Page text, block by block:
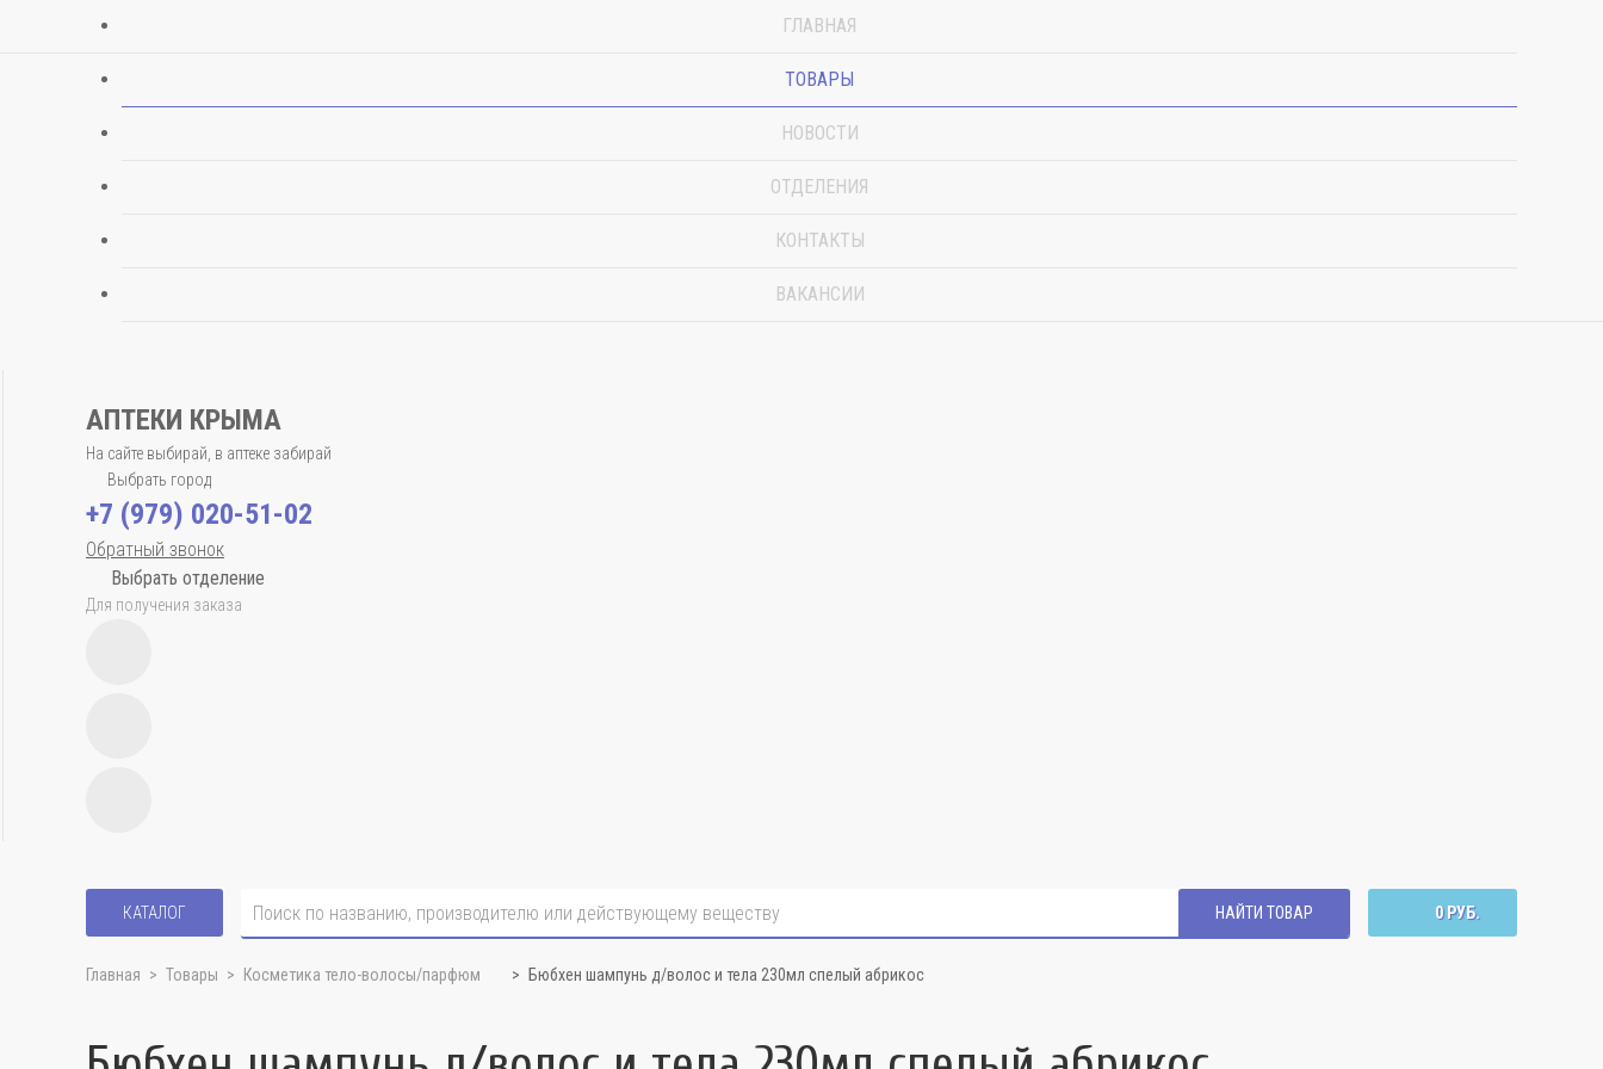
ГЛАВНАЯ
ТОВАРЫ
НОВОСТИ
ОТДЕЛЕНИЯ
КОНТАКТЫ
ВАКАНСИИ
АПТЕКИ КРЫМА
На сайте выбирай, в аптеке забирай
Выбрать город
+7 (979) 020-51-02
Обратный звонок
Выбрать отделение
Для получения заказа
КАТАЛОГ НАЙТИ ТОВАР 0 РУБ.
Главная Товары Косметика тело-волосы/парфюм Бюбхен шампунь д/волос и тела 230мл спелый абрикос